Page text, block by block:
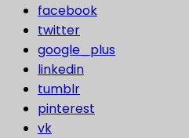
facebook
twitter
google_plus
linkedin
tumblr
pinterest
vk